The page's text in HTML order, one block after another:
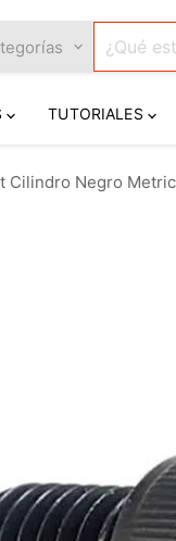
TUTORIALES
Cilindro Negro